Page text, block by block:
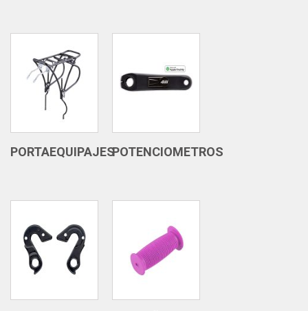
PORTAEQUIPAJESPOTENCIOMETROS